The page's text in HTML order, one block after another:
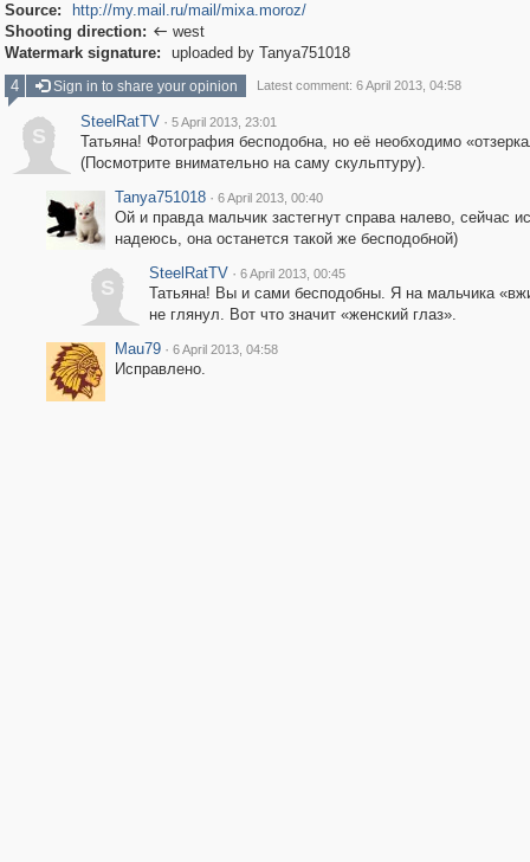
Source:
http://my.mail.ru/mail/mixa.moroz/
Shooting direction:  west
Watermark signature:
uploaded by Tanya751018
4
Sign in to share your opinion Latest comment: 6 April 2013, 04:58
S
SteelRatTV · 5 April 2013, 23:01
Татьяна! Фотография бесподобна, но её необходимо
(Посмотрите внимательно на саму скульптуру).
Tanya751018 · 6 April 2013, 00:40
Ой и правда мальчик застегнут справа налево, сейчас
надеюсь, она останется такой же бесподобной)
S
SteelRatTV · 6 April 2013, 00:45
Татьяна! Вы и сами бесподобны. Я на мальчика
не глянул. Вот что значит «женский глаз».
Mau79 · 6 April 2013, 04:58
Исправлено.